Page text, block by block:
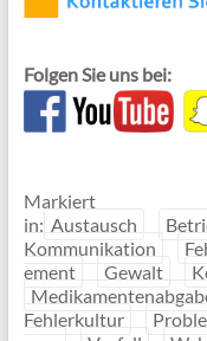
Folgen Sie uns bei:
Markiert
in: Austausch
Kommunikation
ement
Gewalt
Fehlerkultur